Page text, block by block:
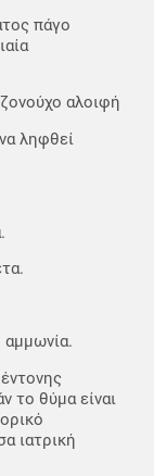
πάγο
αλοιφή
ληφθεί
αμμωνία.
το θύμα είναι
ιατρική